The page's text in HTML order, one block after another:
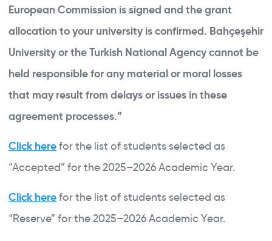
European Commission is signed and the grant
allocation to your university is confirmed. Bahçeşehir
University or the Turkish National Agency cannot be
held responsible for any material or moral losses
that may result from delays or issues in these
agreement processes.”
Click herefor the list of students selected as
“Accepted” for the 2025–2026 Academic Year.
Click herefor the list of students selected as
“Reserve” for the 2025–2026 Academic Year.